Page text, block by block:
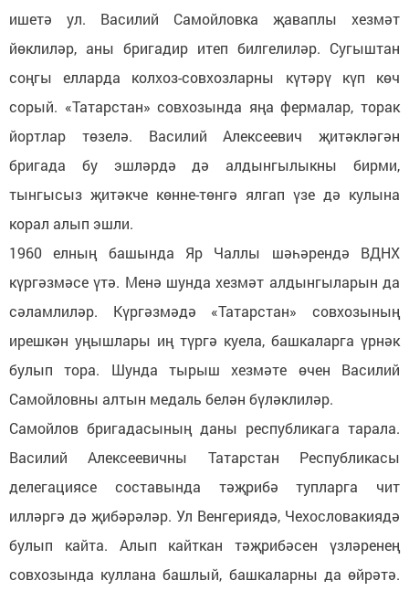
ишетә ул. Василий Самойловка җаваплы хезмәт
йөклиләр, аны бригадир итеп билгелиләр. Сугыштан
соңгы елларда колхоз-совхозларны күтәрү күп көч
сорый. «Татарстан» совхозында яңа фермалар, торак
йортлар төзелә. Василий Алексеевич җитәкләгән
бригада бу эшләрдә дә алдынгылыкны бирми,
тынгысыз җитәкче көнне-төнгә ялгап үзе дә кулына
корал алып эшли.
1960 елның башында Яр Чаллы шәһәрендә ВДНХ
күргәзмәсе үтә. Менә шунда хезмәт алдынгыларын да
сәламлиләр. Күргәзмәдә «Татарстан» совхозының
ирешкән уңышлары иң түргә куела, башкаларга үрнәк
булып тора. Шунда тырыш хезмәте өчен Василий
Самойловны алтын медаль белән бүләклиләр.
Самойлов бригадасының даны республикага тарала.
Василий Алексеевичны Татарстан Республикасы
делегациясе составында тәҗрибә тупларга чит
илләргә дә җибәрәләр. Ул Венгериядә, Чехословакиядә
булып кайта. Алып кайткан тәҗрибәсен үзләренең
совхозында куллана башлый, башкаларны да өйрәтә.